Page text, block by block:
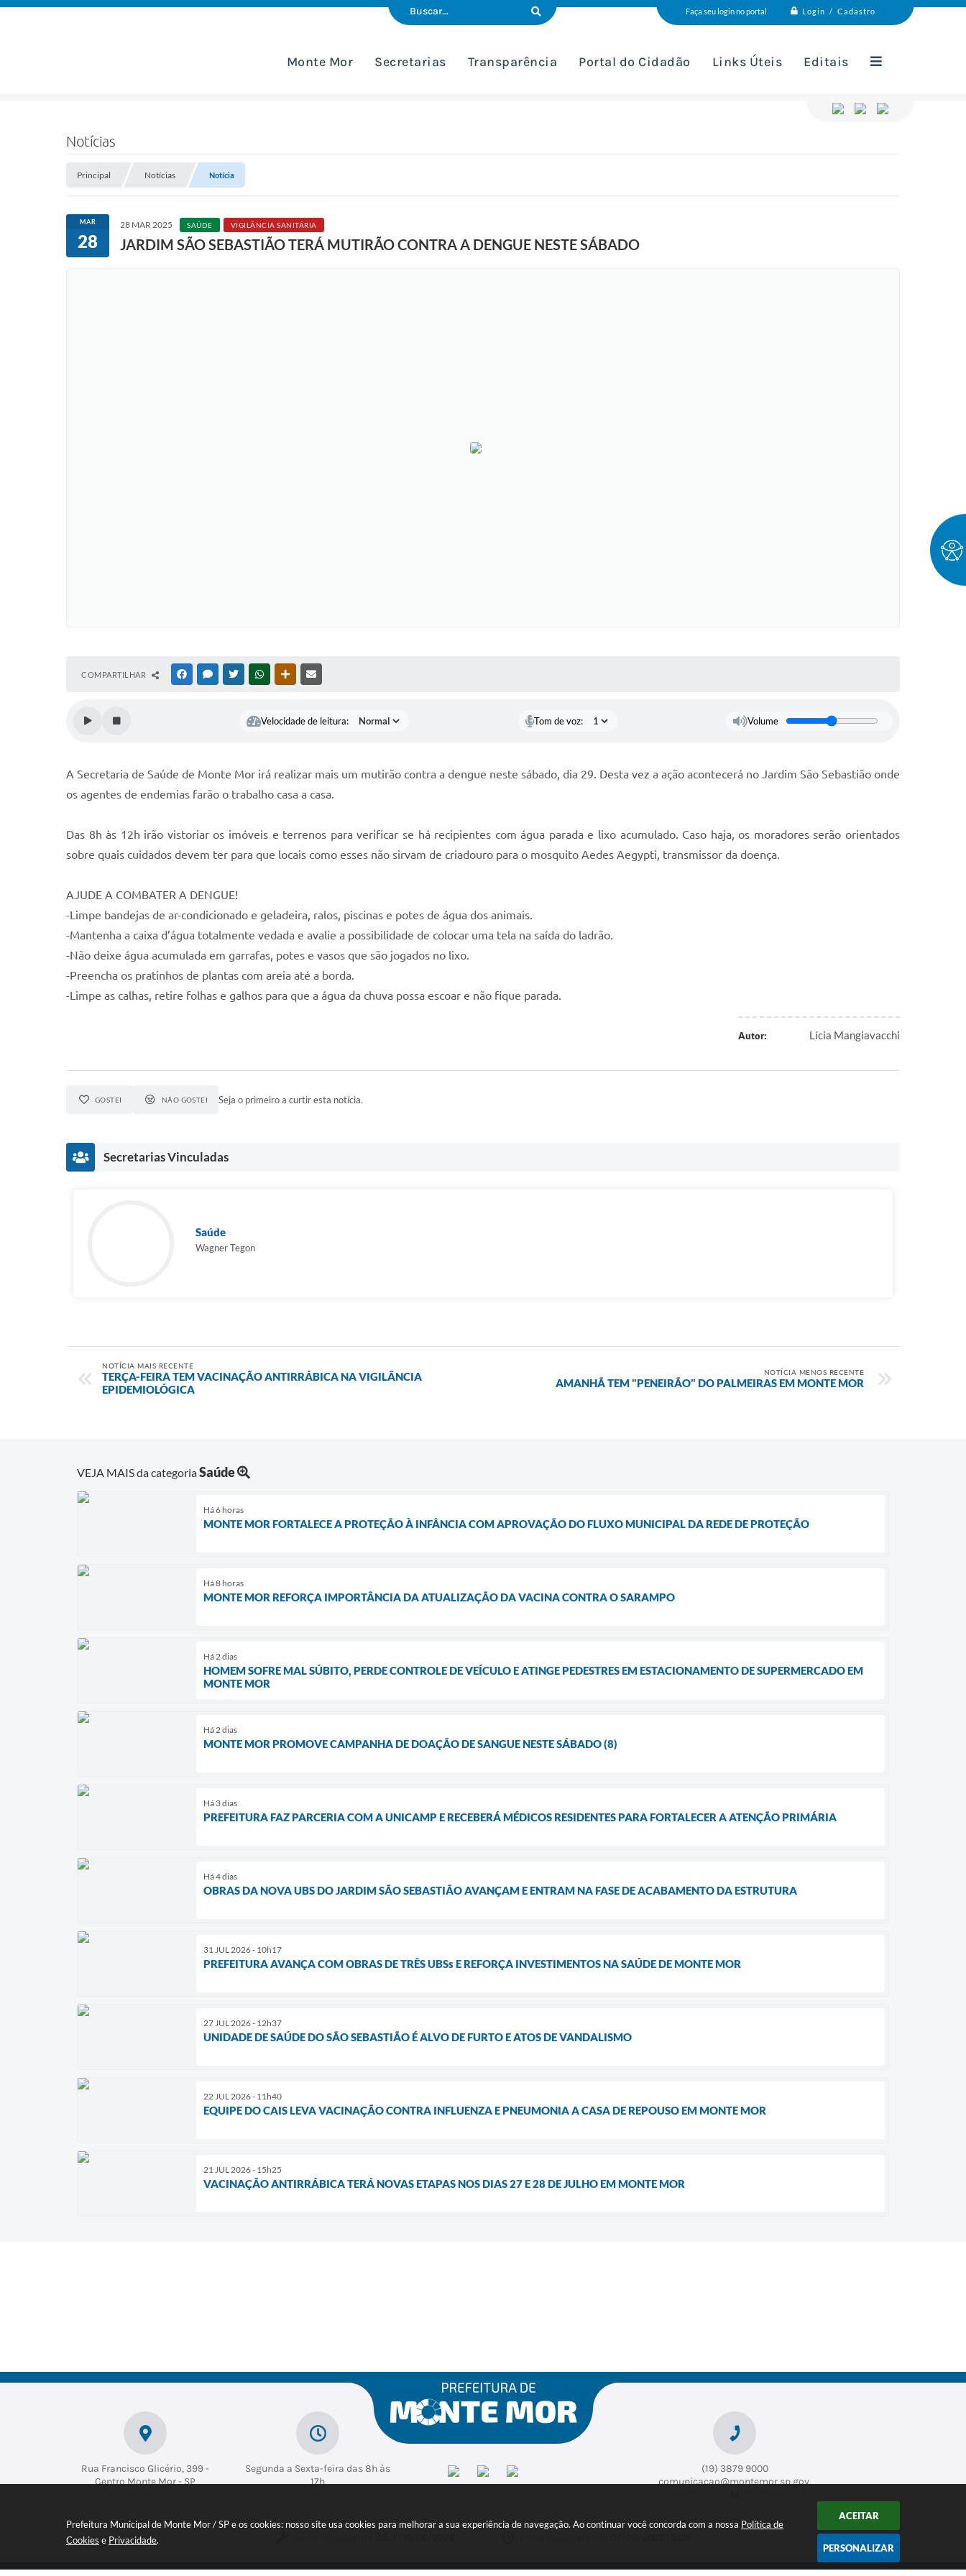
Prefeitura Municipal de Monte Mor / SP e os cookies: nosso site usa cookies para melhorar a sua experiência de navegação. Ao continuar você concorda com a nossa Política de
Cookies e Privacidade.
ACEITAR
PERSONALIZAR
Faça seu login no portal Login / Cadastro
Monte Mor Secretarias Transparência Portal do Cidadão Links Úteis Editais
Notícias
Principal Notícias Notícia
MAR
28
28 MAR 2025 SAÚDE VIGILÂNCIA SANITÁRIA
JARDIM SÃO SEBASTIÃO TERÁ MUTIRÃO CONTRA A DENGUE NESTE SÁBADO
COMPARTILHAR FACEBOOKMESSENGER
TWITTERWHATSAPPOUTRAS MÍDIAS
Velocidade de leitura: Tom de voz: Volume
A Secretaria de Saúde de Monte Mor irá realizar mais um mutirão contra a dengue neste sábado, dia 29. Desta vez a ação acontecerá no Jardim São Sebastião onde
os agentes de endemias farão o trabalho casa a casa.
Das 8h às 12h irão vistoriar os imóveis e terrenos para verificar se há recipientes com água parada e lixo acumulado. Caso haja, os moradores serão orientados
sobre quais cuidados devem ter para que locais como esses não sirvam de criadouro para o mosquito Aedes Aegypti, transmissor da doença.
AJUDE A COMBATER A DENGUE!
-Limpe bandejas de ar-condicionado e geladeira, ralos, piscinas e potes de água dos animais.
-Mantenha a caixa d’água totalmente vedada e avalie a possibilidade de colocar uma tela na saída do ladrão.
-Não deixe água acumulada em garrafas, potes e vasos que são jogados no lixo.
-Preencha os pratinhos de plantas com areia até a borda.
-Limpe as calhas, retire folhas e galhos para que a água da chuva possa escoar e não fique parada.
Autor: Lícia Mangiavacchi
GOSTEI NÃO GOSTEI Seja o primeiro a curtir esta notícia.
Secretarias Vinculadas
Saúde
Wagner Tegon
NOTÍCIA MAIS RECENTE
TERÇA-FEIRA TEM VACINAÇÃO ANTIRRÁBICA NA VIGILÂNCIA
EPIDEMIOLÓGICA
NOTÍCIA MENOS RECENTE
AMANHÃ TEM "PENEIRÃO" DO PALMEIRAS EM MONTE MOR
VEJA MAIS da categoriaSaúde
Há 6 horas
MONTE MOR FORTALECE A PROTEÇÃO À INFÂNCIA COM APROVAÇÃO DO FLUXO MUNICIPAL DA REDE DE PROTEÇÃO
Há 8 horas
MONTE MOR REFORÇA IMPORTÂNCIA DA ATUALIZAÇÃO DA VACINA CONTRA O SARAMPO
Há 2 dias
HOMEM SOFRE MAL SÚBITO, PERDE CONTROLE DE VEÍCULO E ATINGE PEDESTRES EM ESTACIONAMENTO DE SUPERMERCADO EM
MONTE MOR
Há 2 dias
MONTE MOR PROMOVE CAMPANHA DE DOAÇÃO DE SANGUE NESTE SÁBADO (8)
Há 3 dias
PREFEITURA FAZ PARCERIA COM A UNICAMP E RECEBERÁ MÉDICOS RESIDENTES PARA FORTALECER A ATENÇÃO PRIMÁRIA
Há 4 dias
OBRAS DA NOVA UBS DO JARDIM SÃO SEBASTIÃO AVANÇAM E ENTRAM NA FASE DE ACABAMENTO DA ESTRUTURA
31 JUL 2026 - 10h17
PREFEITURA AVANÇA COM OBRAS DE TRÊS UBSs E REFORÇA INVESTIMENTOS NA SAÚDE DE MONTE MOR
27 JUL 2026 - 12h37
UNIDADE DE SAÚDE DO SÃO SEBASTIÃO É ALVO DE FURTO E ATOS DE VANDALISMO
22 JUL 2026 - 11h40
EQUIPE DO CAIS LEVA VACINAÇÃO CONTRA INFLUENZA E PNEUMONIA A CASA DE REPOUSO EM MONTE MOR
21 JUL 2026 - 15h25
VACINAÇÃO ANTIRRÁBICA TERÁ NOVAS ETAPAS NOS DIAS 27 E 28 DE JULHO EM MONTE MOR
Rua Francisco Glicério, 399 -
Centro Monte Mor - SP
Segunda a Sexta-feira das 8h às
17h
(19) 3879 9000
comunicacao@montemor.sp.gov.